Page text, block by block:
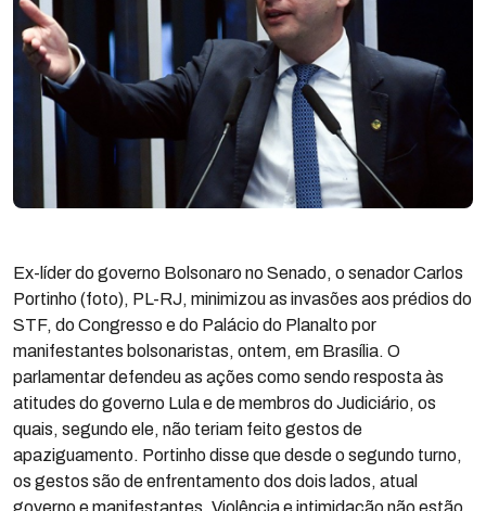
Ex-líder do governo Bolsonaro no Senado, o senador Carlos
Portinho (foto), PL-RJ, minimizou as invasões aos prédios do
STF, do Congresso e do Palácio do Planalto por
manifestantes bolsonaristas, ontem, em Brasília. O
parlamentar defendeu as ações como sendo resposta às
atitudes do governo Lula e de membros do Judiciário, os
quais, segundo ele, não teriam feito gestos de
apaziguamento. Portinho disse que desde o segundo turno,
os gestos são de enfrentamento dos dois lados, atual
governo e manifestantes. Violência e intimidação não estão